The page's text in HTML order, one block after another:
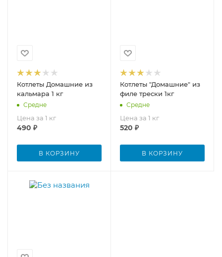
Котлеты Домашние из
кальмара 1 кг
Средне
Цена за 1 кг
490 ₽
В КОРЗИНУ
Котлеты "Домашние" из
филе трески 1кг
Средне
Цена за 1 кг
520 ₽
В КОРЗИНУ